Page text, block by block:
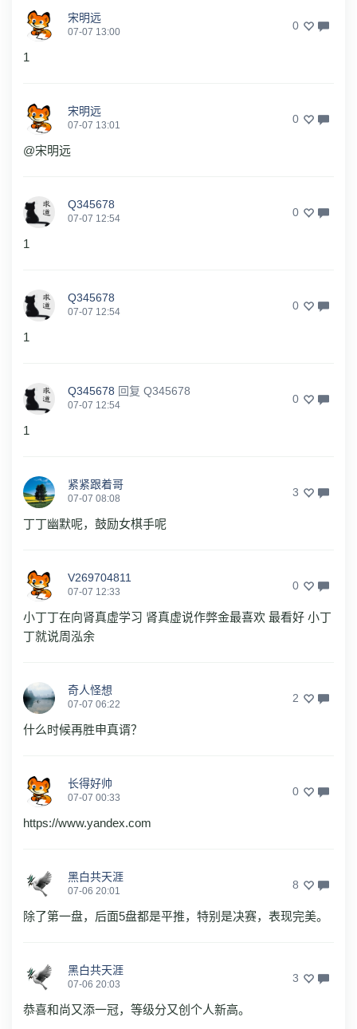
宋明远
07-07 13:00 0
1
宋明远
07-07 13:01 0
@宋明远
Q345678
07-07 12:54 0
1
Q345678
07-07 12:54 0
1
Q345678 回复 Q345678
07-07 12:54 0
1
紧紧跟着哥
07-07 08:08 3
丁丁幽默呢，鼓励女棋手呢
V269704811
07-07 12:33 0
小丁丁在向肾真虚学习 肾真虚说作弊金最喜欢 最看好 小丁
丁就说周泓余
奇人怪想
07-07 06:22 2
什么时候再胜申真谞？
长得好帅
07-07 00:33 0
https://www.yandex.com
黑白共天涯
07-06 20:01 8
除了第一盘，后面5盘都是平推，特别是决赛，表现完美。
黑白共天涯
07-06 20:03 3
恭喜和尚又添一冠，等级分又创个人新高。